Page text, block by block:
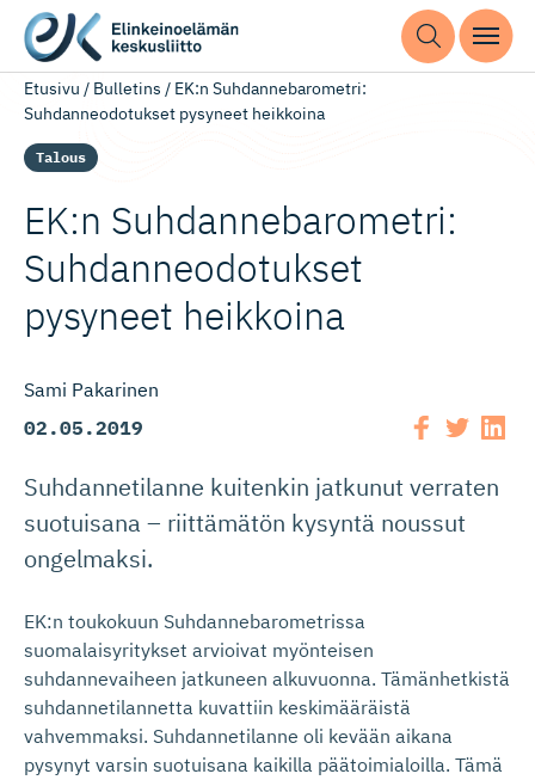
Etusivu / Bulletins / EK:n Suhdannebarometri:
Suhdanneodotukset pysyneet heikkoina
Talous
EK:n Suhdanneba­ro­metri:
Suhdanneo­do­tukset
pysyneet heikkoina
Sami Pakarinen
02.05.2019
Suhdannetilanne kuitenkin jatkunut verraten
suotuisana – riittämätön kysyntä noussut
ongelmaksi.
EK:n toukokuun Suhdannebarometrissa
suomalaisyritykset arvioivat myönteisen
suhdannevaiheen jatkuneen alkuvuonna. Tämänhetkistä
suhdannetilannetta kuvattiin keskimääräistä
vahvemmaksi. Suhdannetilanne oli kevään aikana
pysynyt varsin suotuisana kaikilla päätoimialoilla. Tämä